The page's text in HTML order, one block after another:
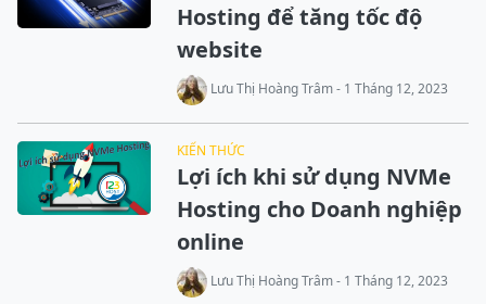
Hosting để tăng tốc độ
website
Lưu Thị Hoàng Trâm - 1 Tháng 12, 2023
KIẾN THỨC
Lợi ích khi sử dụng NVMe
Hosting cho Doanh nghiệp
online
Lưu Thị Hoàng Trâm - 1 Tháng 12, 2023